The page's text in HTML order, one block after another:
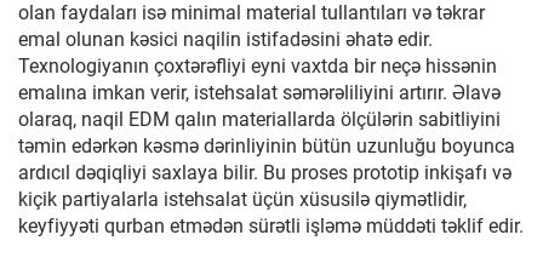
olan faydaları isə minimal material tullantıları və təkrar
emal olunan kəsici naqilin istifadəsini əhatə edir.
Texnologiyanın çoxtərəfliyi eyni vaxtda bir neçə hissənin
emalına imkan verir, istehsalat səmərəliliyini artırır. Əlavə
olaraq, naqil EDM qalın materiallarda ölçülərin sabitliyini
təmin edərkən kəsmə dərinliyinin bütün uzunluğu boyunca
ardıcıl dəqiqliyi saxlaya bilir. Bu proses prototip inkişafı və
kiçik partiyalarla istehsalat üçün xüsusilə qiymətlidir,
keyfiyyəti qurban etmədən sürətli işləmə müddəti təklif edir.